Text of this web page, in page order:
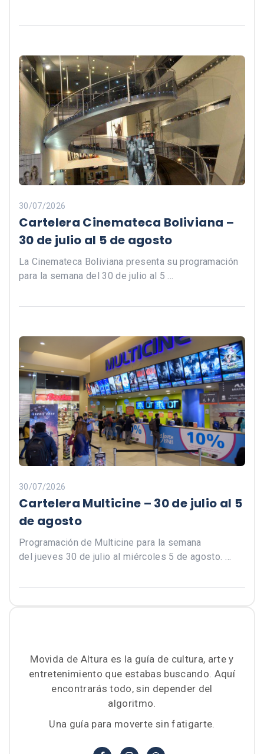
30/07/2026
Cartelera Cinemateca Boliviana –
30 de julio al 5 de agosto
La Cinemateca Boliviana presenta su programación
para la semana del 30 de julio al 5 …
30/07/2026
Cartelera Multicine – 30 de julio al 5
de agosto
Programación de Multicine para la semana
del jueves 30 de julio al miércoles 5 de agosto. …
Movida de Altura es la guía de cultura, arte y
entretenimiento que estabas buscando. Aquí
encontrarás todo, sin depender del
algoritmo.
Una guía para moverte sin fatigarte.